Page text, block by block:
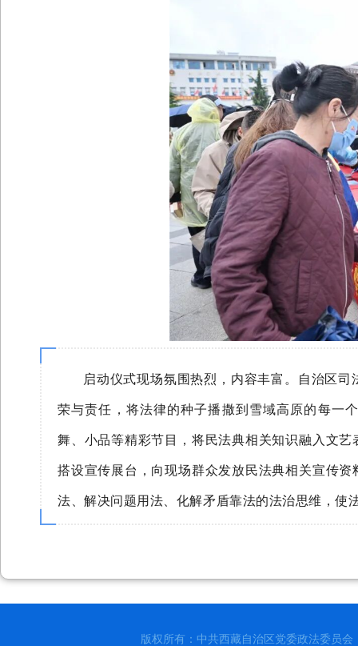
启动仪式现场氛围热烈，内容丰富。自治区
荣与责任，将法律的种子播撒到雪域高原的每一
舞、小品等精彩节目，将民法典相关知识融入文
搭设宣传展台，向现场群众发放民法典相关宣传
法、解决问题用法、化解矛盾靠法的法治思维，
版权所有：中共西藏自治区党委政法委员